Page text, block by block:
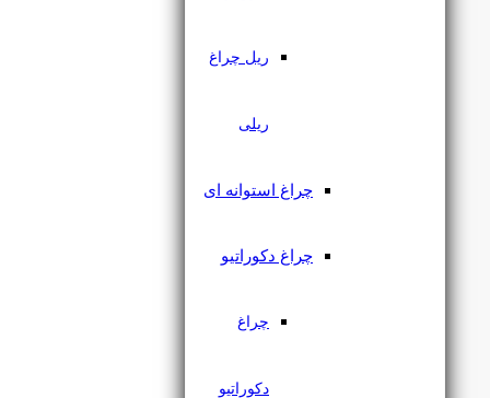
ریل چراغ
ریلی
چراغ استوانه ای
چراغ دکوراتیو
چراغ
دکوراتیو